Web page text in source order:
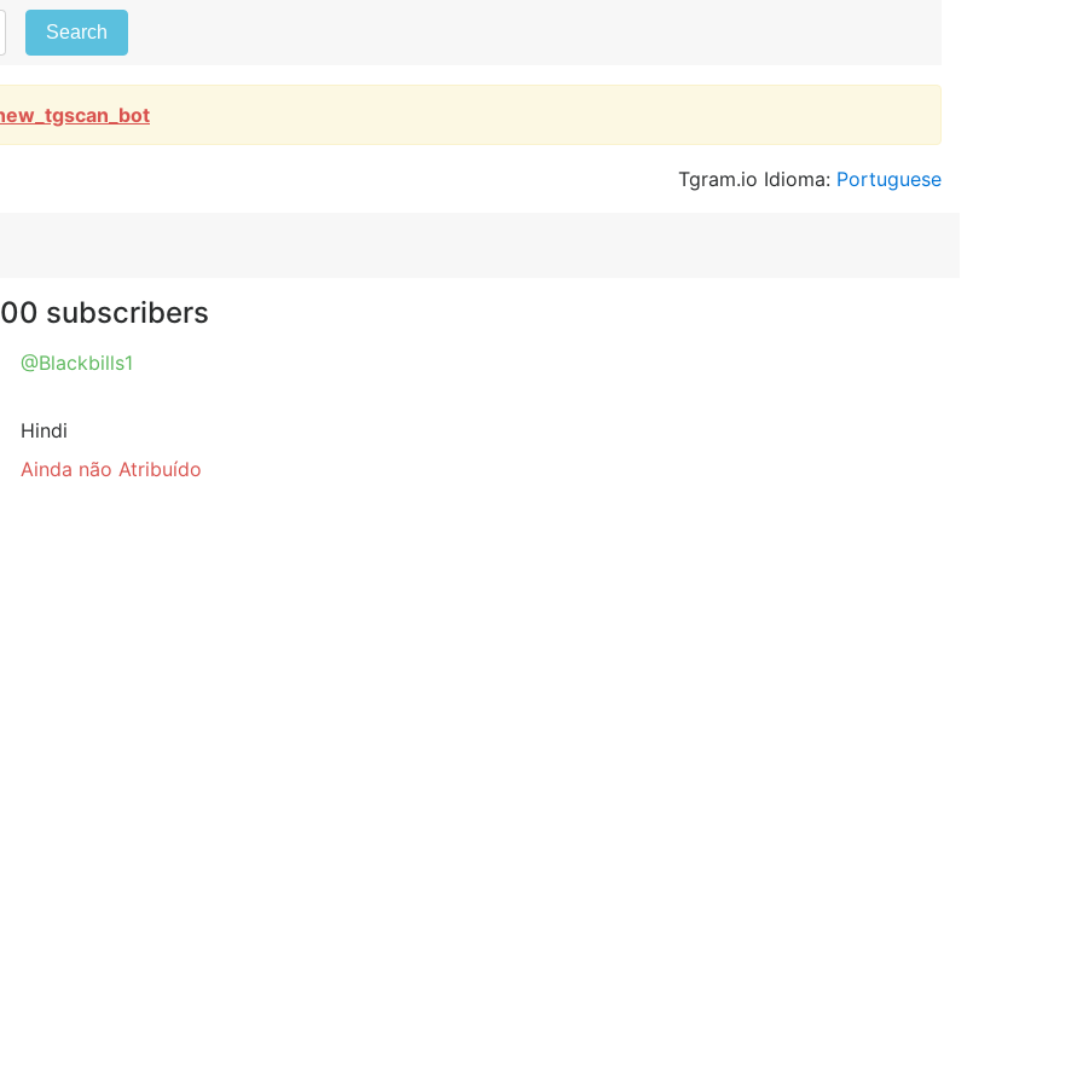
Search
Tgram.io Idioma: Portuguese
subscribers
@Blackbills1
Hindi
Ainda não Atribuído